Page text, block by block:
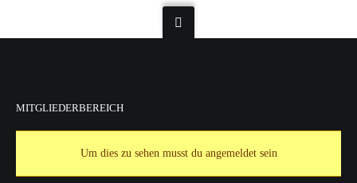
MITGLIEDERBEREICH
Um dies zu sehen musst du angemeldet sein